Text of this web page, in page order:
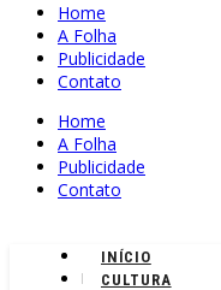
Home
A Folha
Publicidade
Contato
Home
A Folha
Publicidade
Contato
INÍCIO
CULTURA